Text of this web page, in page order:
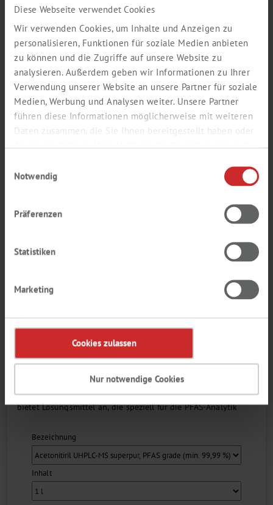
Diese Webseite verwendet Cookies
Wir verwenden Cookies, um Inhalte und Anzeigen zu
personalisieren, Funktionen für soziale Medien anbieten
zu können und die Zugriffe auf unsere Website zu
analysieren. Außerdem geben wir Informationen zu Ihrer
Verwendung unserer Website an unsere Partner für soziale
Medien, Werbung und Analysen weiter. Unsere Partner
führen diese Informationen möglicherweise mit weiteren
Daten zusammen, die Sie ihnen bereitgestellt haben oder
Notwendig
Präferenzen
Statistiken
Marketing
Cookies zulassen
Nur notwendige Cookies
In den Warenkorb
Purchase order
number
2345-1L
savingsAlternatives
Display MSDS
*GHS08 Gefahr H312+H332 H360D
***GHS07 GHS08 Gefahr H315 H319 H335 H360D
ANALYTIK
Perfluorierte Verbindungen sind im Alltag allgegenwärtig.
Aufgrund ihrer Schädlichkeit für den Organismus von Mensch
und Tier, müssen vermehrt die
zulässigen Grenzwerte überprüft werden. CHEMSOLUTE®
bietet Lösungsmittel an, die speziell für die PFAS-Analytik
Bezeichnung
Inhalt